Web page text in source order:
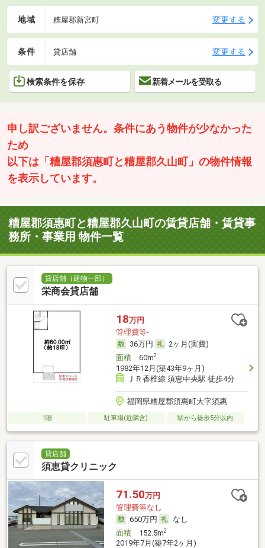
地域 糟屋郡新宮町 変更する
条件 貸店舗 変更する
検索条件を保存 新着メールを受取る
申し訳ございません。条件にあう物件が少なかった
ため
以下は「糟屋郡須惠町と糟屋郡久山町」の物件情報
を表示しています。
糟屋郡須惠町と糟屋郡久山町の賃貸店舗・賃貸事
務所・事業用 物件一覧
貸店舗（建物一部）
栄商会貸店舗
18万円
管理費等-
36万円
2ヶ月(実費)
面積60m2
1982年12月(築43年9ヶ月)
ＪＲ香椎線 須恵中央駅 徒歩4分
福岡県糟屋郡須惠町大字須惠
1階 駐車場(近隣含) 駅から徒歩5分以内
貸店舗
須恵貸クリニック
71.50万円
管理費等なし
650万円
なし
面積152.5m2
2019年7月(築7年2ヶ月)